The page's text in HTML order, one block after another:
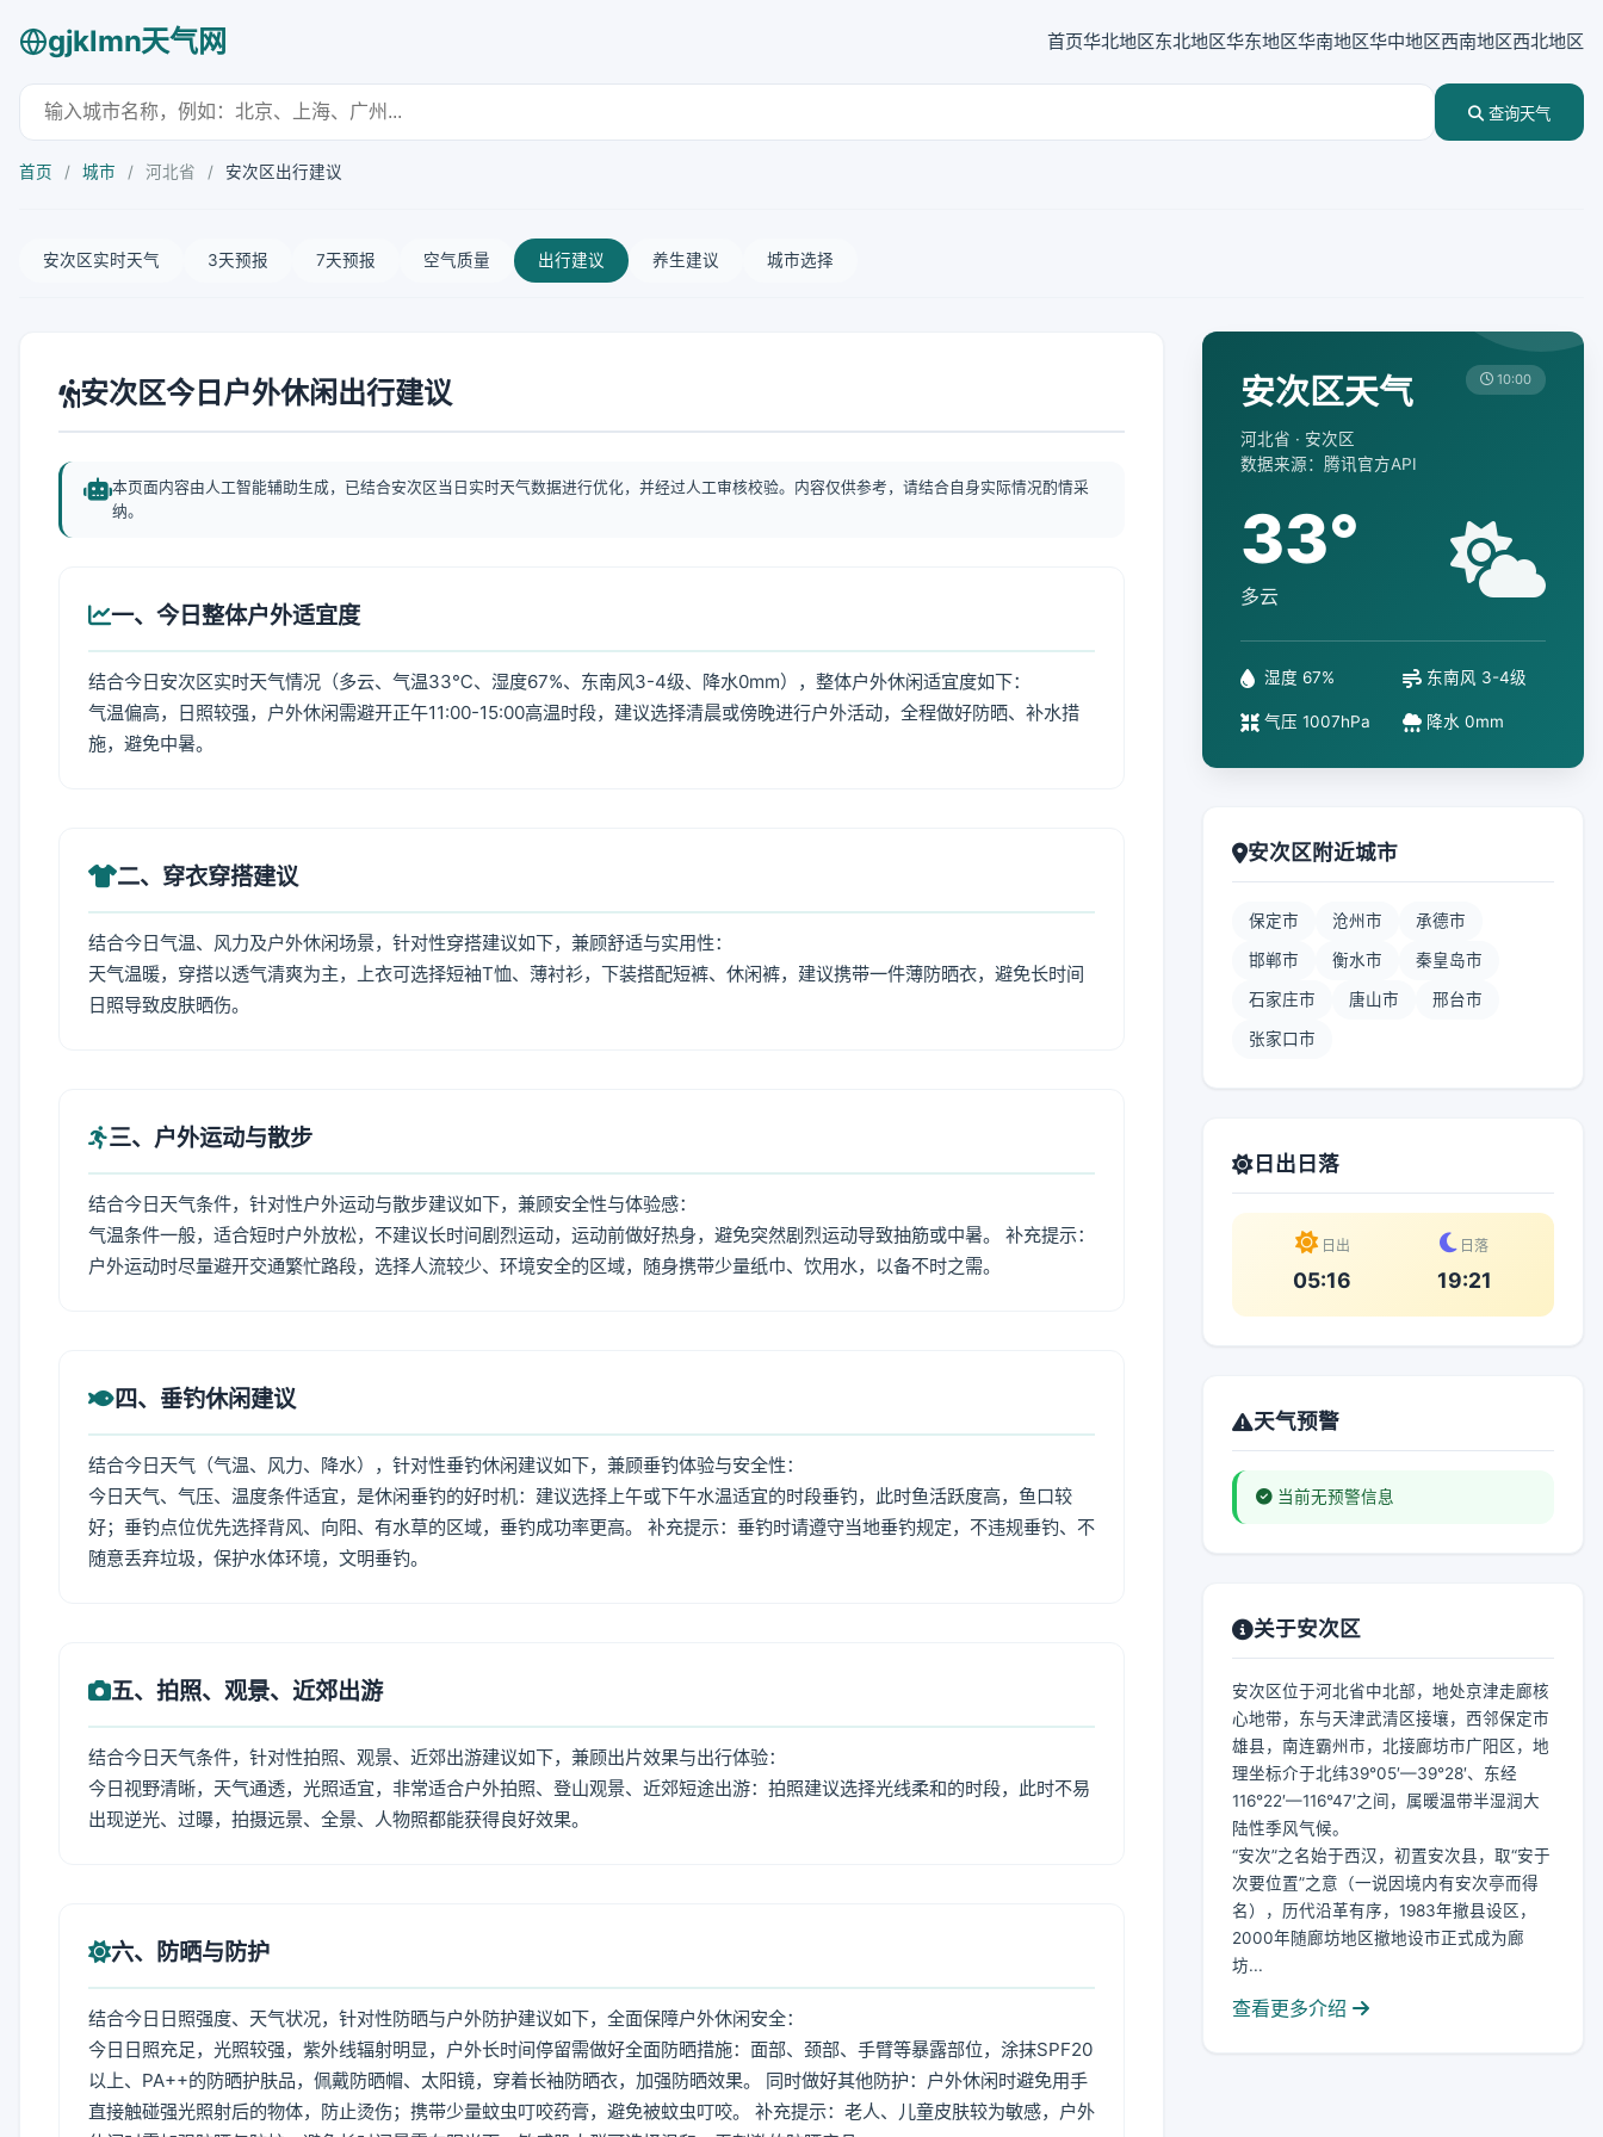
gjklmn天气网 首页华北地区东北地区华东地区华南地区华中地区西南地区西北地区
查询天气
首页 / 城市 / 河北省 / 安次区出行建议
安次区实时天气 3天预报 7天预报 空气质量 出行建议 养生建议 城市选择
安次区今日户外休闲出行建议
本页面内容由人工智能辅助生成，已结合安次区当日实时天气数据进行优化，并经过人工审核校验。内容仅供参考，请结合自身实际情况酌情采
纳。
一、今日整体户外适宜度
结合今日安次区实时天气情况（多云、气温33℃、湿度67%、东南风3-4级、降水0mm），整体户外休闲适宜度如下：
气温偏高，日照较强，户外休闲需避开正午11:00-15:00高温时段，建议选择清晨或傍晚进行户外活动，全程做好防晒、补水措
施，避免中暑。
二、穿衣穿搭建议
结合今日气温、风力及户外休闲场景，针对性穿搭建议如下，兼顾舒适与实用性：
天气温暖，穿搭以透气清爽为主，上衣可选择短袖T恤、薄衬衫，下装搭配短裤、休闲裤，建议携带一件薄防晒衣，避免长时间
日照导致皮肤晒伤。
三、户外运动与散步
结合今日天气条件，针对性户外运动与散步建议如下，兼顾安全性与体验感：
气温条件一般，适合短时户外放松，不建议长时间剧烈运动，运动前做好热身，避免突然剧烈运动导致抽筋或中暑。 补充提示：
户外运动时尽量避开交通繁忙路段，选择人流较少、环境安全的区域，随身携带少量纸巾、饮用水，以备不时之需。
四、垂钓休闲建议
结合今日天气（气温、风力、降水），针对性垂钓休闲建议如下，兼顾垂钓体验与安全性：
今日天气、气压、温度条件适宜，是休闲垂钓的好时机：建议选择上午或下午水温适宜的时段垂钓，此时鱼活跃度高，鱼口较
好；垂钓点位优先选择背风、向阳、有水草的区域，垂钓成功率更高。 补充提示：垂钓时请遵守当地垂钓规定，不违规垂钓、不
随意丢弃垃圾，保护水体环境，文明垂钓。
五、拍照、观景、近郊出游
结合今日天气条件，针对性拍照、观景、近郊出游建议如下，兼顾出片效果与出行体验：
今日视野清晰，天气通透，光照适宜，非常适合户外拍照、登山观景、近郊短途出游：拍照建议选择光线柔和的时段，此时不易
出现逆光、过曝，拍摄远景、全景、人物照都能获得良好效果。
六、防晒与防护
结合今日日照强度、天气状况，针对性防晒与户外防护建议如下，全面保障户外休闲安全：
今日日照充足，光照较强，紫外线辐射明显，户外长时间停留需做好全面防晒措施：面部、颈部、手臂等暴露部位，涂抹SPF20
以上、PA++的防晒护肤品，佩戴防晒帽、太阳镜，穿着长袖防晒衣，加强防晒效果。 同时做好其他防护：户外休闲时避免用手
直接触碰强光照射后的物体，防止烫伤；携带少量蚊虫叮咬药膏，避免被蚊虫叮咬。 补充提示：老人、儿童皮肤较为敏感，户外
安次区天气
河北省 · 安次区
数据来源：腾讯官方API
10:00
33°
多云
湿度 67% 东南风 3-4级
气压 1007hPa 降水 0mm
安次区附近城市
保定市 沧州市 承德市
邯郸市 衡水市 秦皇岛市
石家庄市 唐山市 邢台市
张家口市
日出日落
日出
05:16
日落
19:21
天气预警
当前无预警信息
关于安次区
安次区位于河北省中北部，地处京津走廊核
心地带，东与天津武清区接壤，西邻保定市
雄县，南连霸州市，北接廊坊市广阳区，地
理坐标介于北纬39°05′—39°28′、东经
116°22′—116°47′之间，属暖温带半湿润大
陆性季风气候。
“安次”之名始于西汉，初置安次县，取“安于
次要位置”之意（一说因境内有安次亭而得
名），历代沿革有序，1983年撤县设区，
2000年随廊坊地区撤地设市正式成为廊
坊...
查看更多介绍